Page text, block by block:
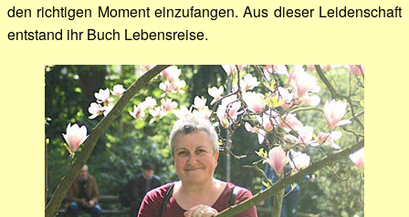
den richtigen Moment einzufangen. Aus dieser Leidenschaft
entstand ihr Buch Lebensreise.